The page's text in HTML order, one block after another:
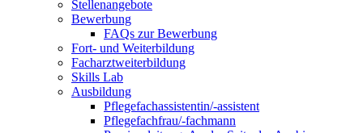
Stellenangebote
Bewerbung
FAQs zur Bewerbung
Fort- und Weiterbildung
Facharztweiterbildung
Skills Lab
Ausbildung
Pflegefachassistentin/-assistent
Pflegefachfrau/-fachmann